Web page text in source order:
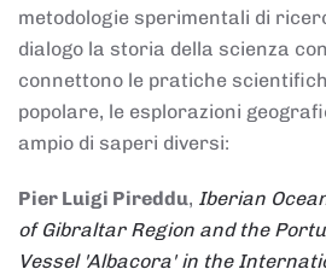
metodologie sperimentali di
dialogo la storia della scienza
connettono le pratiche
popolare, le esplorazioni
ampio di saperi diversi:
Pier Luigi Pireddu, Iberian
of Gibraltar Region and the
Vessel 'Albacora' in the